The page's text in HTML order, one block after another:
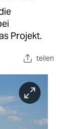
Projekt.
teilen